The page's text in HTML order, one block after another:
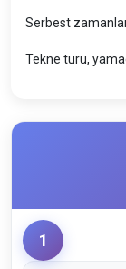
Serbest
Tekne turu,
1